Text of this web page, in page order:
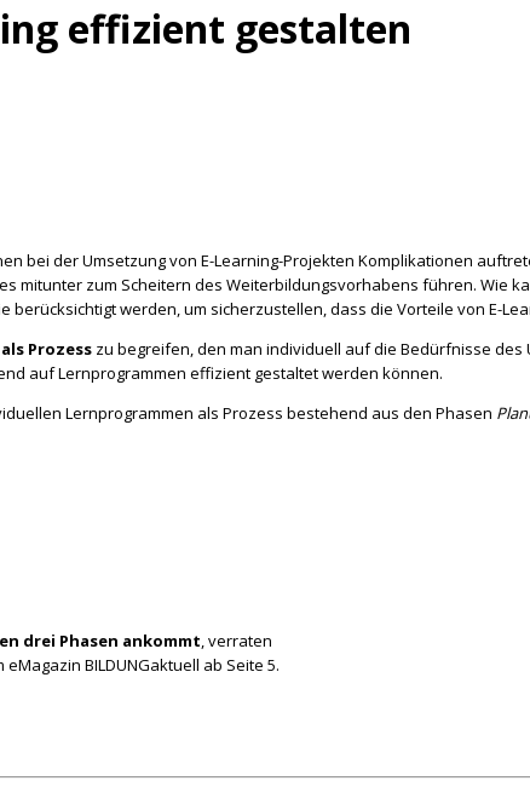
effizient gestalten
bei der Umsetzung von E-Learning-Projekten Komplikationen
mitunter zum Scheitern des Weiterbildungsvorhabens führen. Wie
werden, um sicherzustellen, dass die Vorteile von E-
Prozess zu begreifen, den man individuell auf die Bedürfnisse
auf Lernprogrammen effizient gestaltet werden können.
Lernprogrammen als Prozess bestehend aus den Phasen
drei Phasen ankommt, verraten
BILDUNGaktuell ab Seite 5.